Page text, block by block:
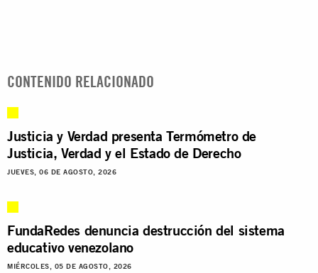
CONTENIDO RELACIONADO
Justicia y Verdad presenta Termómetro de
Justicia, Verdad y el Estado de Derecho
JUEVES, 06 DE AGOSTO, 2026
FundaRedes denuncia destrucción del sistema
educativo venezolano
MIÉRCOLES, 05 DE AGOSTO, 2026